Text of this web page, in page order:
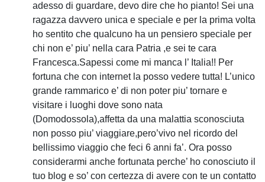
adesso di guardare, devo dire che ho pianto! Sei una
ragazza davvero unica e speciale e per la prima volta
ho sentito che qualcuno ha un pensiero speciale per
chi non e’ piu’ nella cara Patria ,e sei te cara
Francesca.Sapessi come mi manca l’ Italia!! Per
fortuna che con internet la posso vedere tutta! L’unico
grande rammarico e’ di non poter piu’ tornare e
visitare i luoghi dove sono nata
(Domodossola),affetta da una malattia sconosciuta
non posso piu’ viaggiare,pero’vivo nel ricordo del
bellissimo viaggio che feci 6 anni fa’. Ora posso
considerarmi anche fortunata perche’ ho conosciuto il
tuo blog e so’ con certezza di avere con te un contatto